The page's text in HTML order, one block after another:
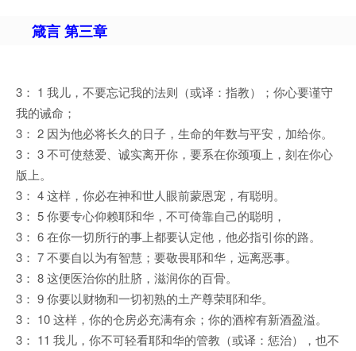
箴言 第三章
3： 1 我儿，不要忘记我的法则（或译：指教）；你心要谨守
我的诫命；
3： 2 因为他必将长久的日子，生命的年数与平安，加给你。
3： 3 不可使慈爱、诚实离开你，要系在你颈项上，刻在你心
版上。
3： 4 这样，你必在神和世人眼前蒙恩宠，有聪明。
3： 5 你要专心仰赖耶和华，不可倚靠自己的聪明，
3： 6 在你一切所行的事上都要认定他，他必指引你的路。
3： 7 不要自以为有智慧；要敬畏耶和华，远离恶事。
3： 8 这便医治你的肚脐，滋润你的百骨。
3： 9 你要以财物和一切初熟的土产尊荣耶和华。
3： 10 这样，你的仓房必充满有余；你的酒榨有新酒盈溢。
3： 11 我儿，你不可轻看耶和华的管教（或译：惩治），也不